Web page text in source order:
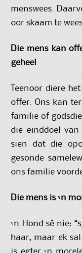
menswees.
oor skaam te
Die mens kan
geheel
Teenoor diere
offer. Ons kan
familie of
die einddoel
sien dat die
gesonde
ons familie
Die mens is ‘n
‘n Hond sê nie:
haar, maar ek